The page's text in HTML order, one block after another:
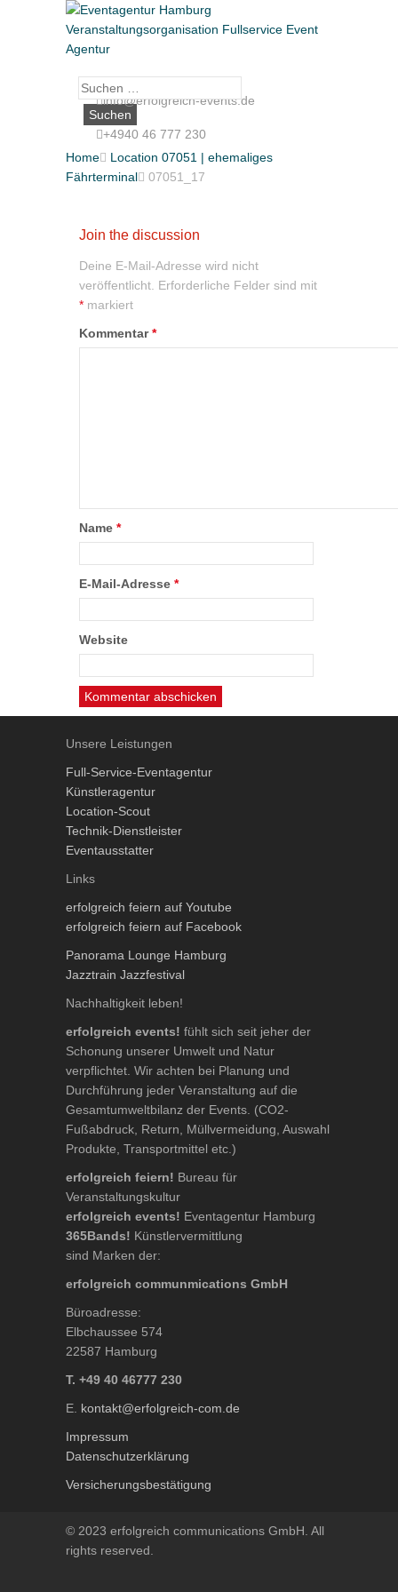
Suche
nach:info@erfolgreich-events.de
+4940 46 777 230
Home Location 07051 | ehemaliges
Fährterminal 07051_17
Join the discussion
Deine E-Mail-Adresse wird nicht
veröffentlicht. Erforderliche Felder sind mit
* markiert
Kommentar*
Name *
E-Mail-Adresse *
Website
Unsere Leistungen
Full-Service-Eventagentur
Künstleragentur
Location-Scout
Technik-Dienstleister
Eventausstatter
Links
erfolgreich feiern auf Youtube
erfolgreich feiern auf Facebook
Panorama Lounge Hamburg
Jazztrain Jazzfestival
Nachhaltigkeit leben!
erfolgreich events! fühlt sich seit jeher der
Schonung unserer Umwelt und Natur
verpflichtet. Wir achten bei Planung und
Durchführung jeder Veranstaltung auf die
Gesamtumweltbilanz der Events. (CO2-
Fußabdruck, Return, Müllvermeidung, Auswahl
Produkte, Transportmittel etc.)
erfolgreich feiern! Bureau für
Veranstaltungskultur
erfolgreich events! Eventagentur Hamburg
365Bands! Künstlervermittlung
sind Marken der:
erfolgreich communmications GmbH
Büroadresse:
Elbchaussee 574
22587 Hamburg
T. +49 40 46777 230
E. kontakt@erfolgreich-com.de
Impressum
Datenschutzerklärung
Versicherungsbestätigung
© 2023 erfolgreich communications GmbH. All
rights reserved.